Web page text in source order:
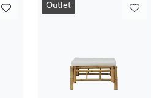
Outlet